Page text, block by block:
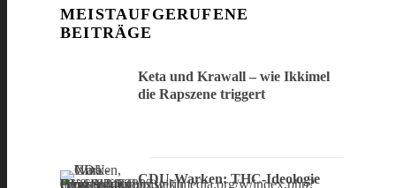
MEISTAUFGERUFENE
BEITRÄGE
Keta und Krawall – wie Ikkimel
die Rapszene triggert
CDU-Warken: THC-Ideologie